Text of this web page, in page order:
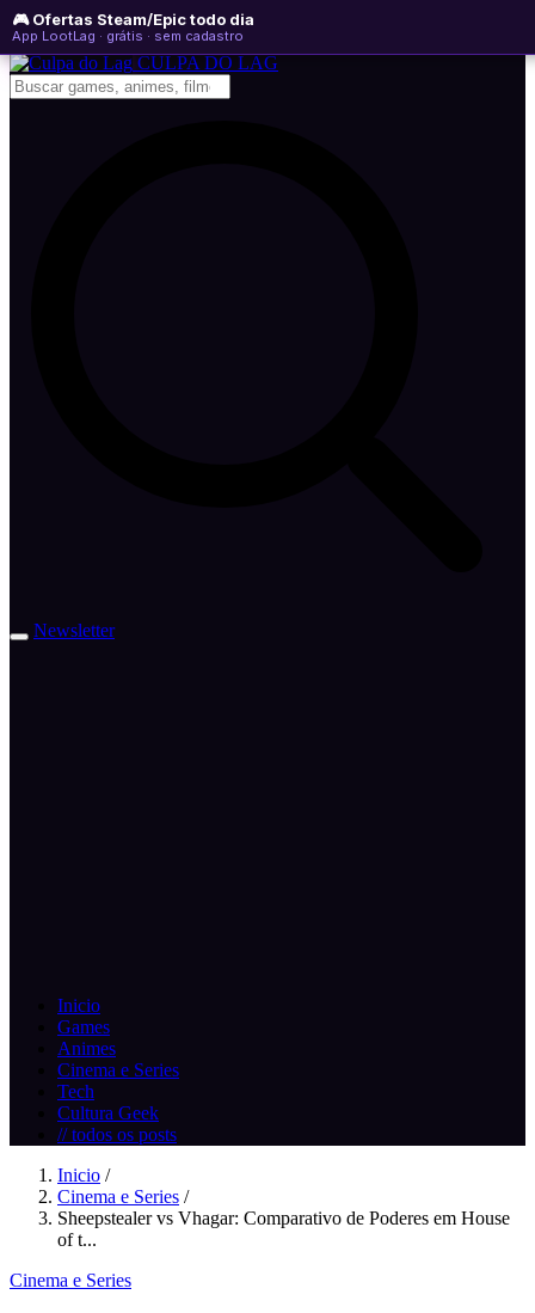
🎮 Ofertas Steam/Epic todo dia
App LootLag · grátis · sem cadastro
sábado, 08 de agosto de 2026 WhatsApp
Newsletter
CULPA DO LAG
Newsletter
Inicio
Games
Animes
Cinema e Series
Tech
Cultura Geek
// todos os posts
Inicio /
Cinema e Series /
Sheepstealer vs Vhagar: Comparativo de Poderes em House
of t...
Cinema e Series